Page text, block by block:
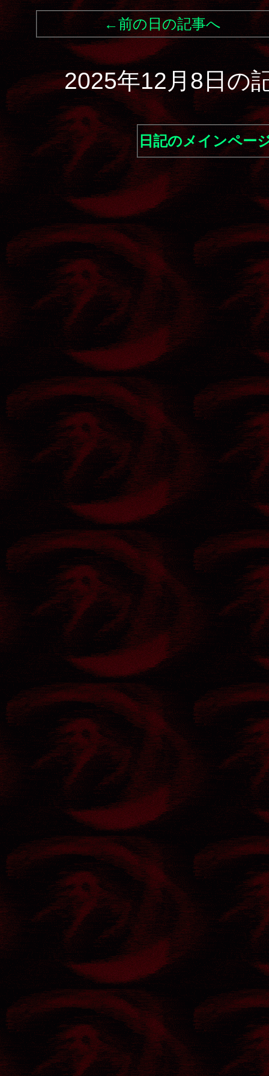
←前の日の記事へ
2025年12月8日の
日記のメインペー